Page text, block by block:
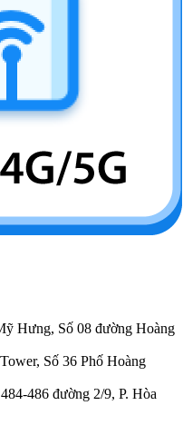
Hưng, Số 08 đường Hoàng
Số 36 Phố Hoàng
486 đường 2/9, P. Hòa